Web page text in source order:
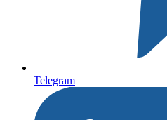
Telegram